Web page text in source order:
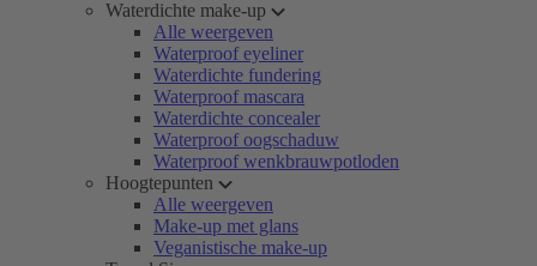
Waterdichte make-up
Alle weergeven
Waterproof eyeliner
Waterdichte fundering
Waterproof mascara
Waterdichte concealer
Waterproof oogschaduw
Waterproof wenkbrauwpotloden
Hoogtepunten
Alle weergeven
Make-up met glans
Veganistische make-up